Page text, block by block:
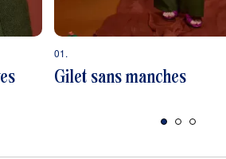
01.
Gilet sans manches